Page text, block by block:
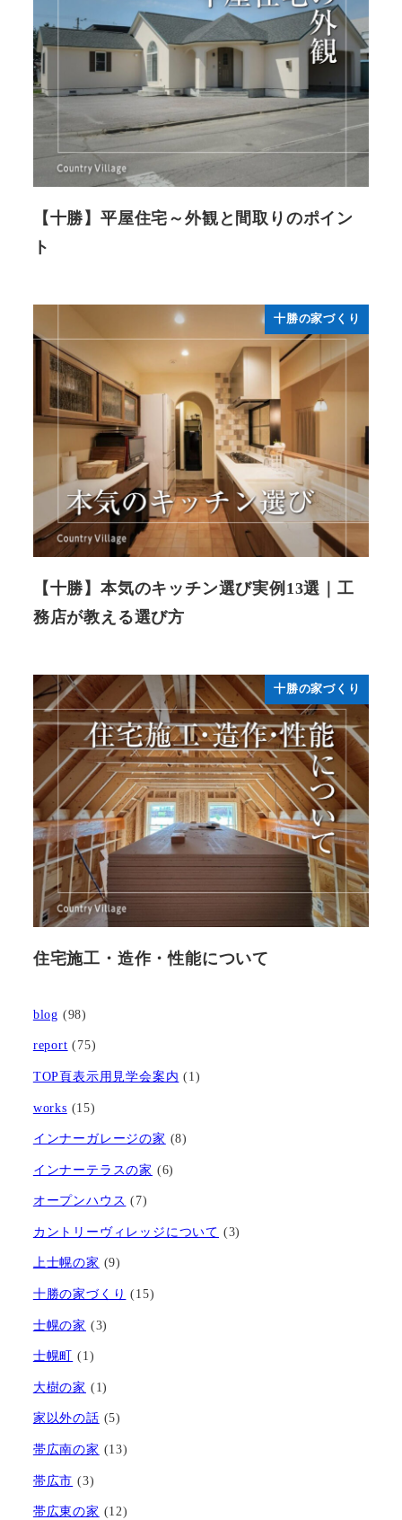
【十勝】平屋住宅～外観と間取りのポイン
ト
十勝の家づくり
【十勝】本気のキッチン選び実例13選｜工
務店が教える選び方
十勝の家づくり
住宅施工・造作・性能について
blog (98)
report (75)
TOP頁表示用見学会案内 (1)
works (15)
インナーガレージの家 (8)
インナーテラスの家 (6)
オープンハウス (7)
カントリーヴィレッジについて (3)
上士幌の家 (9)
十勝の家づくり (15)
士幌の家 (3)
士幌町 (1)
大樹の家 (1)
家以外の話 (5)
帯広南の家 (13)
帯広市 (3)
帯広東の家 (12)